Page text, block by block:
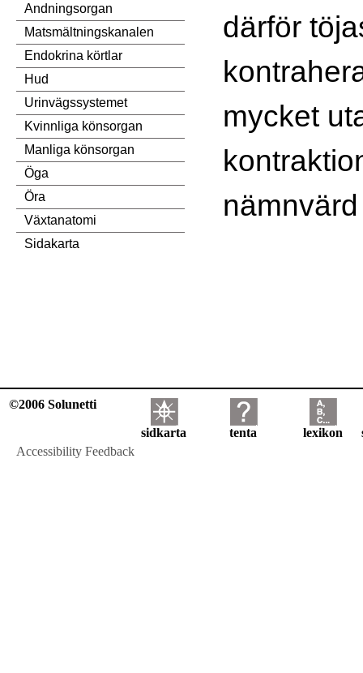
Andningsorgan
Matsmältningskanalen
Endokrina körtlar
Hud
Urinvägssystemet
Kvinnliga könsorgan
Manliga könsorgan
Öga
Öra
Växtanatomi
Sidakarta
därför
mycket
©2006 Solunetti
sidkarta tenta lexikon
Accessibility Feedback